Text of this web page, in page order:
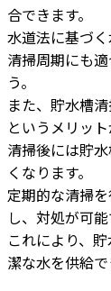
合できます。
水道法に基づ
清掃周期にも
う。
また、貯水槽
というメリット
清掃後には貯
くなります。
定期的な清掃
し、対処が可能
これにより、
潔な水を供給で